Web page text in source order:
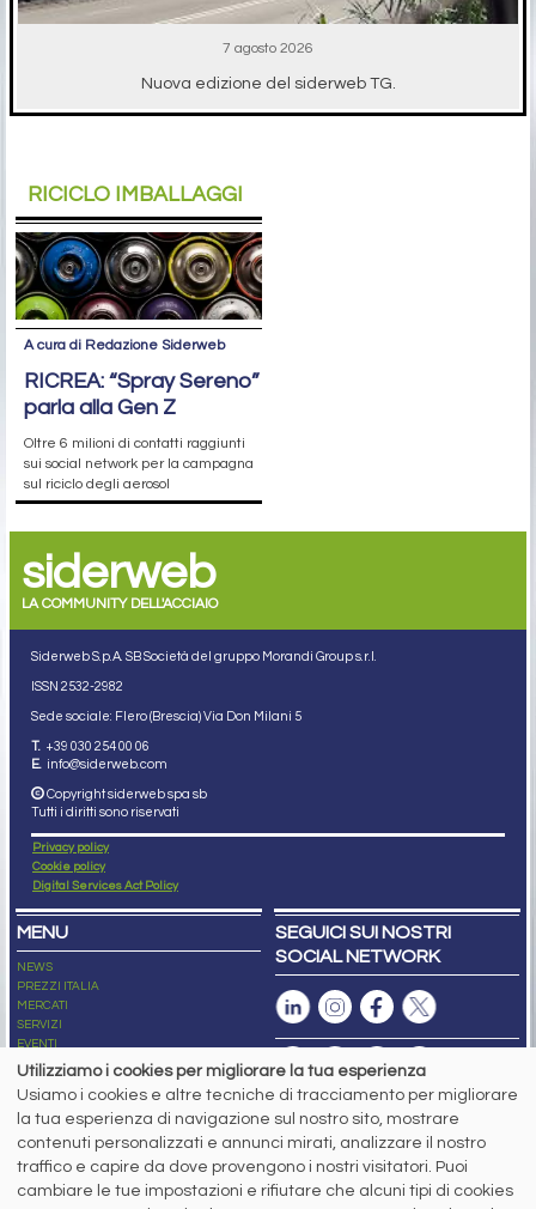
7 agosto 2026
Nuova edizione del siderweb TG.
RICICLO IMBALLAGGI
A cura di Redazione Siderweb
RICREA: “Spray Sereno”
parla alla Gen Z
Oltre 6 milioni di contatti raggiunti
sui social network per la campagna
sul riciclo degli aerosol
siderweb
LA COMMUNITY DELL'ACCIAIO
Siderweb S.p.A. SB Società del gruppo Morandi Group s.r.l.
ISSN 2532-2982
Sede sociale: Flero (Brescia) Via Don Milani 5
T. +39 030 254 00 06
E. info@siderweb.com
Copyright siderweb spa sb
Tutti i diritti sono riservati
Privacy policy
Cookie policy
Digital Services Act Policy
MENU
NEWS
PREZZI ITALIA
MERCATI
SERVIZI
EVENTI
ABBONAMENTI
NEWSLETTER
SEGUICI SUI NOSTRI
SOCIAL NETWORK
Capitale Sociale: 190.000€ interamente versato
Registro delle Imprese di Brescia
Codice Fiscale e Partita I.V.A.:IT03562320170
R.E.A. n. 419331
Utilizziamo i cookies per migliorare la tua esperienza
Usiamo i cookies e altre tecniche di tracciamento per migliorare
la tua esperienza di navigazione sul nostro sito, mostrare
contenuti personalizzati e annunci mirati, analizzare il nostro
traffico e capire da dove provengono i nostri visitatori. Puoi
cambiare le tue impostazioni e rifiutare che alcuni tipi di cookies